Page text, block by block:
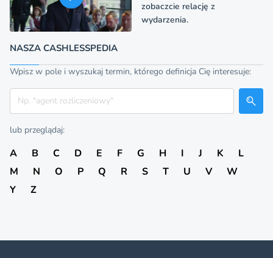
zobaczcie relację z
wydarzenia.
NASZA CASHLESSPEDIA
Wpisz w pole i wyszukaj termin, którego definicja Cię interesuje:
Szukaj
lub przeglądaj:
A B C D E F G H I J K
L
M
N O P Q R S T U V
W
Y
Z